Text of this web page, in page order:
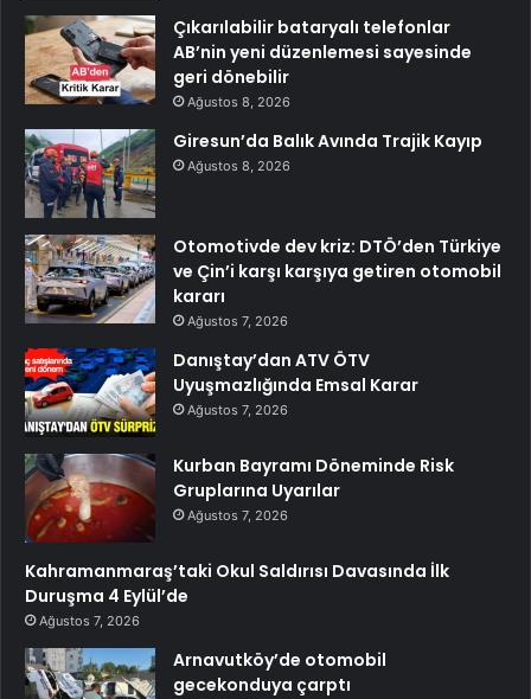
Çıkarılabilir bataryalı telefonlar
AB’nin yeni düzenlemesi sayesinde
geri dönebilir
Ağustos 8, 2026
Giresun’da Balık Avında Trajik Kayıp
Ağustos 8, 2026
Otomotivde dev kriz: DTÖ’den Türkiye
ve Çin’i karşı karşıya getiren otomobil
kararı
Ağustos 7, 2026
Danıştay’dan ATV ÖTV
Uyuşmazlığında Emsal Karar
Ağustos 7, 2026
Kurban Bayramı Döneminde Risk
Gruplarına Uyarılar
Ağustos 7, 2026
Kahramanmaraş’taki Okul Saldırısı Davasında İlk
Duruşma 4 Eylül’de
Ağustos 7, 2026
Arnavutköy’de otomobil
gecekonduya çarptı